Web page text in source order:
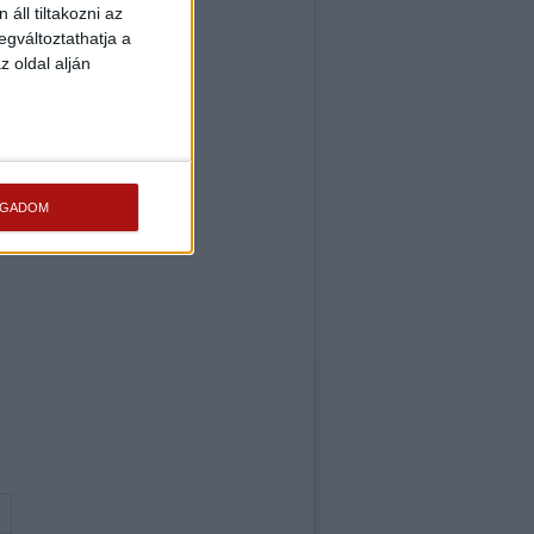
áll tiltakozni az
a
oldal alján